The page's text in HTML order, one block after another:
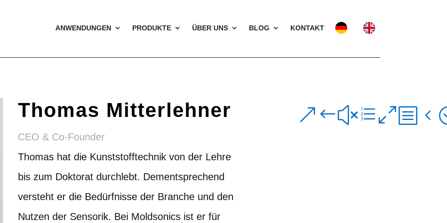
ANWENDUNGEN PRODUKTE ÜBER UNS BLOG KONTAKT
Thomas Mitterlehner
CEO & Co-Founder
Thomas hat die Kunststofftechnik von der Lehre
bis zum Doktorat durchlebt. Dementsprechend
versteht er die Bedürfnisse der Branche und den
Nutzen der Sensorik. Bei Moldsonics ist er für